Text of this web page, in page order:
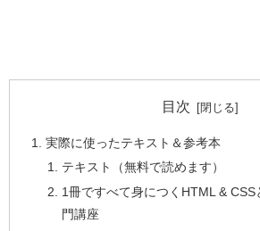
目次
実際に使ったテキスト＆参考本
テキスト（無料で読めます）
1冊ですべて身につくHTML & CSS
門講座